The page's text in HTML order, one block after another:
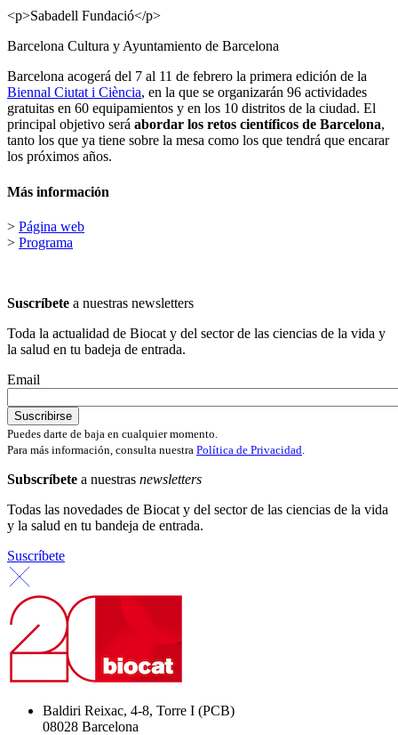
<p>Sabadell Fundació</p>
Barcelona Cultura y Ayuntamiento de Barcelona
Barcelona acogerá del 7 al 11 de febrero la primera edición de la
Biennal Ciutat i Ciència, en la que se organizarán 96 actividades
gratuitas en 60 equipamientos y en los 10 distritos de la ciudad. El
principal objetivo será abordar los retos científicos de Barcelona,
tanto los que ya tiene sobre la mesa como los que tendrá que encarar
los próximos años.
Más información
> Página web
> Programa
Suscríbete a nuestras newsletters
Toda la actualidad de Biocat y del sector de las ciencias de la vida y
la salud en tu badeja de entrada.
Email
Puedes darte de baja en cualquier momento.
Para más información, consulta nuestra Política de Privacidad
Subscríbete a nuestras newsletters
Todas las novedades de Biocat y del sector de las ciencias de la vida
y la salud en tu bandeja de entrada.
Suscríbete
Baldiri Reixac, 4-8, Torre I (PCB)
08028 Barcelona